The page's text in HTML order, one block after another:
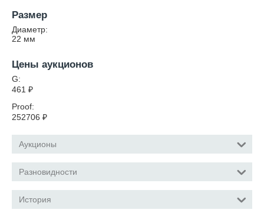
Размер
Диаметр:
22 мм
Цены аукционов
G:
461 ₽
Proof:
252706 ₽
Аукционы
Разновидности
История